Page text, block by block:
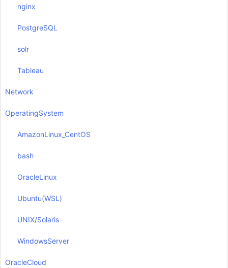
nginx
PostgreSQL
solr
Tableau
Network
OperatingSystem
AmazonLinux_CentOS
bash
OracleLinux
Ubuntu(WSL)
UNIX/Solaris
WindowsServer
OracleCloud